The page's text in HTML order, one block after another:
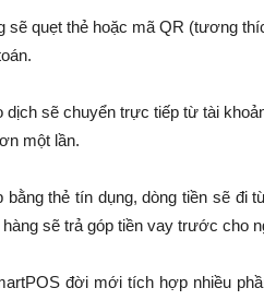
sẽ quẹt thẻ hoặc mã QR (tương
dịch sẽ chuyển trực tiếp từ tài
một lần.
bằng thẻ tín dụng, dòng tiền sẽ đi
sẽ trả góp tiền vay trước cho
đời mới tích hợp nhiều